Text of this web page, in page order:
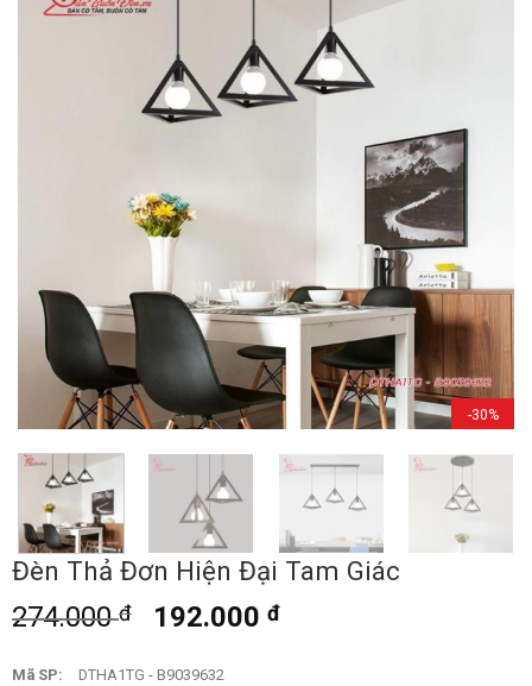
-30%
Đèn Thả Đơn Hiện Đại Tam Giác
274.000đ 192.000đ
Mã SP: DTHA1TG - B9039632